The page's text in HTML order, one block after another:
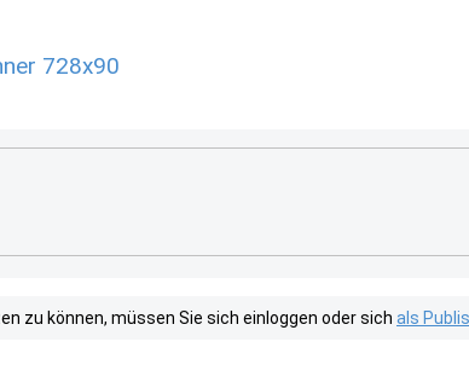
728x90
zu können, müssen Sie sich einloggen oder sich als